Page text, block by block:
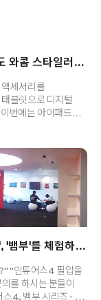
뱀부 스타일러스 출시! 이제 아이패드에서도 와콤 스타일러스를 쓴다!
세서리를
블릿으로 디지털
번에는 아이패드용
일러스’는
창작 표현을 하는데
비즈니스 미팅이나
고, 이동 중에
는 데에도 유용하다.
와콤 쇼룸에서 '신티크21UX'와 '인튜어스4', '뱀부'를 체험하세요!
"인튜어스4 필압을
를 하시는 분들이
4, 뱀부 시리즈 - 을